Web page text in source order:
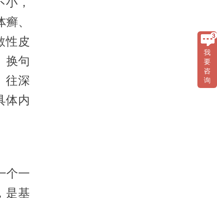
、
性皮
换句
往深
体内
个一
是基
我
要
咨
询